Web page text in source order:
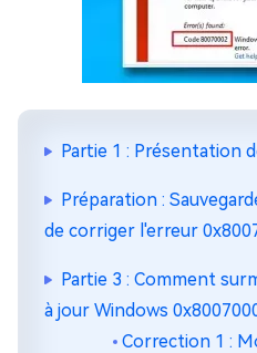
Partie 1 : Présentation
Préparation :
de corriger l'erreur
Partie 3 : Comment
à jour Windows
Correction 1 :